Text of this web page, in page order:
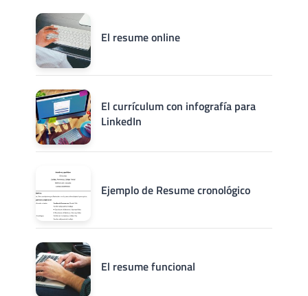
El resume online
El currículum con infografía para
LinkedIn
Ejemplo de Resume cronológico
El resume funcional